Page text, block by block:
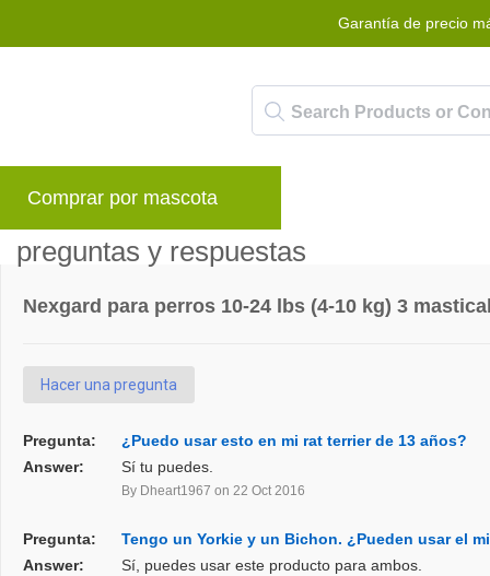
Garantía de precio
Comprar por mascota
preguntas y respuestas
Nexgard para perros 10-24 lbs (4-10 kg) 3
Hacer una pregunta
Pregunta:
¿Puedo usar esto en mi rat terrier de 13 años?
Answer:
Sí tu puedes.
By Dheart1967 on 22 Oct 2016
Pregunta:
Tengo un Yorkie y un Bichon. ¿Pueden usar el
Answer:
Sí, puedes usar este producto para ambos.